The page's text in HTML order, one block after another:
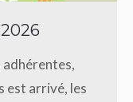
est arrivé, les